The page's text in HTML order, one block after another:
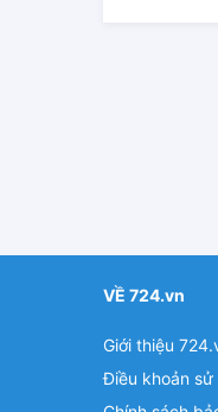
VỀ 724.vn
Giới thiệu
Điều khoản sử